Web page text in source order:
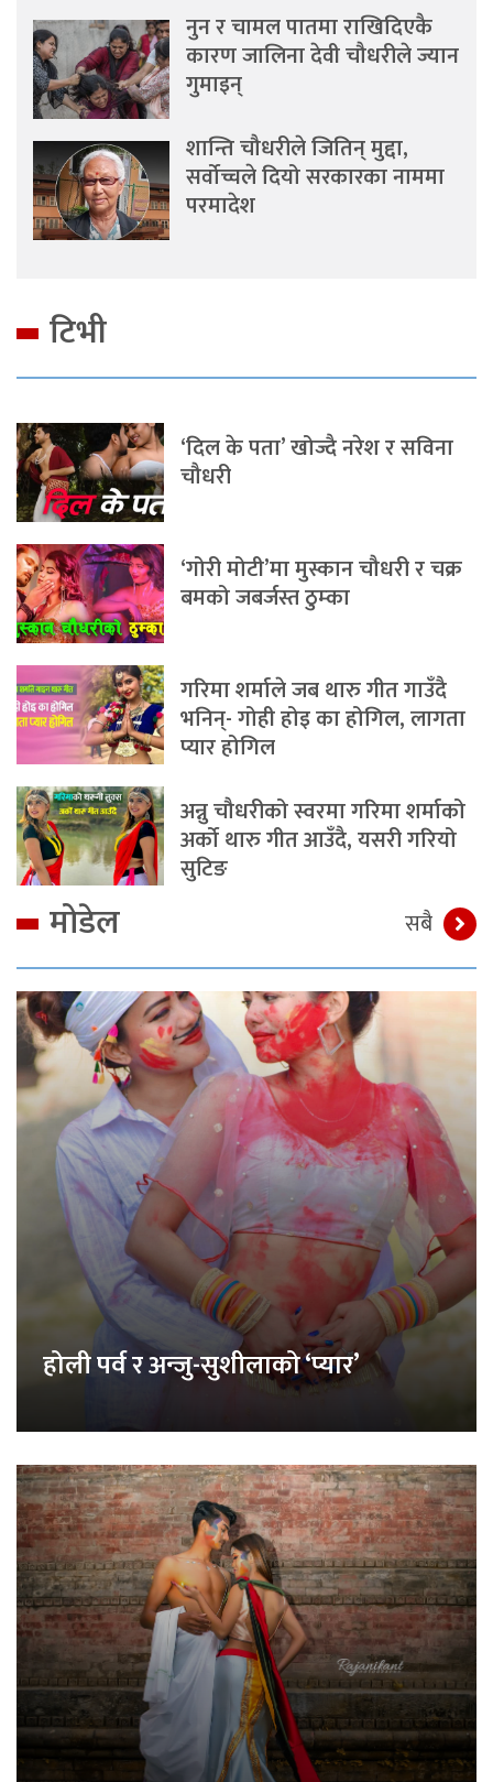
नुन र चामल पातमा राखिदिएकै
कारण जालिना देवी चौधरीले ज्यान
गुमाइन्
शान्ति चौधरीले जितिन् मुद्दा,
सर्वोच्चले दियो सरकारका नाममा
परमादेश
टिभी
‘दिल के पता’ खोज्दै नरेश र सविना
चौधरी
‘गोरी मोटी’मा मुस्कान चौधरी र चक्र
बमको जबर्जस्त ठुम्का
गरिमा शर्माले जब थारु गीत गाउँदै
भनिन्- गोही होइ का होगिल, लागता
प्यार होगिल
अन्नु चौधरीको स्वरमा गरिमा शर्माको
अर्को थारु गीत आउँदै, यसरी गरियो
सुटिङ
मोडेल सबै
होली पर्व र अन्जु-सुशीलाको ‘प्यार’